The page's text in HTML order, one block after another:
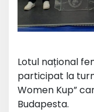
Lotul național
participat la
Women Kup”
Budapesta.